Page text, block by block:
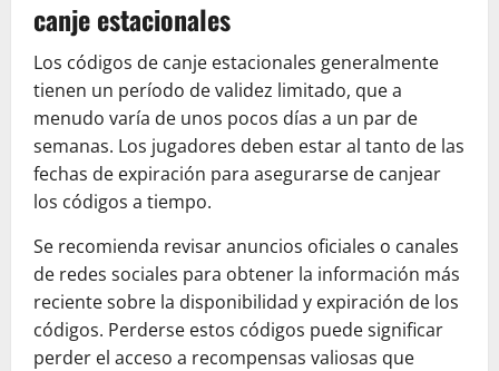
canje estacionales
Los códigos de canje estacionales generalmente
tienen un período de validez limitado, que a
menudo varía de unos pocos días a un par de
semanas. Los jugadores deben estar al tanto de las
fechas de expiración para asegurarse de canjear
los códigos a tiempo.
Se recomienda revisar anuncios oficiales o canales
de redes sociales para obtener la información más
reciente sobre la disponibilidad y expiración de los
códigos. Perderse estos códigos puede significar
perder el acceso a recompensas valiosas que